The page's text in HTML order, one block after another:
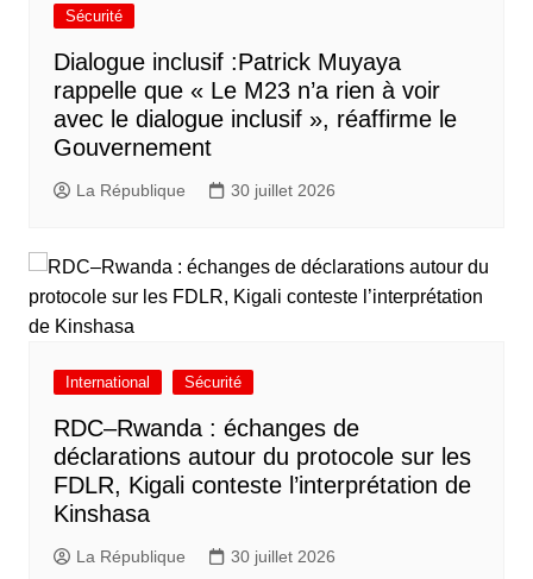
Sécurité
Dialogue inclusif :Patrick Muyaya
rappelle que « Le M23 n’a rien à voir
avec le dialogue inclusif », réaffirme le
Gouvernement
La République 30 juillet 2026
International Sécurité
RDC–Rwanda : échanges de
déclarations autour du protocole sur les
FDLR, Kigali conteste l’interprétation de
Kinshasa
La République 30 juillet 2026